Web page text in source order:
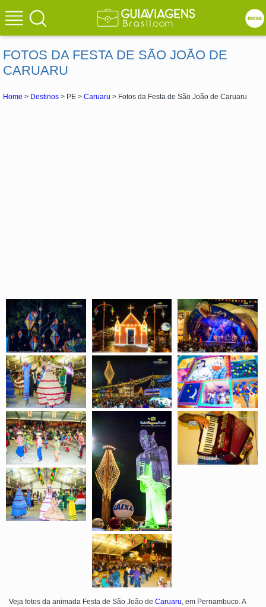
FOTOS DA FESTA DE SÃO JOÃO DE
CARUARU
Home > Destinos > PE > Caruaru > Fotos da Festa de São João de Caruaru
Veja fotos da animada Festa de São João de Caruaru, em Pernambuco. A